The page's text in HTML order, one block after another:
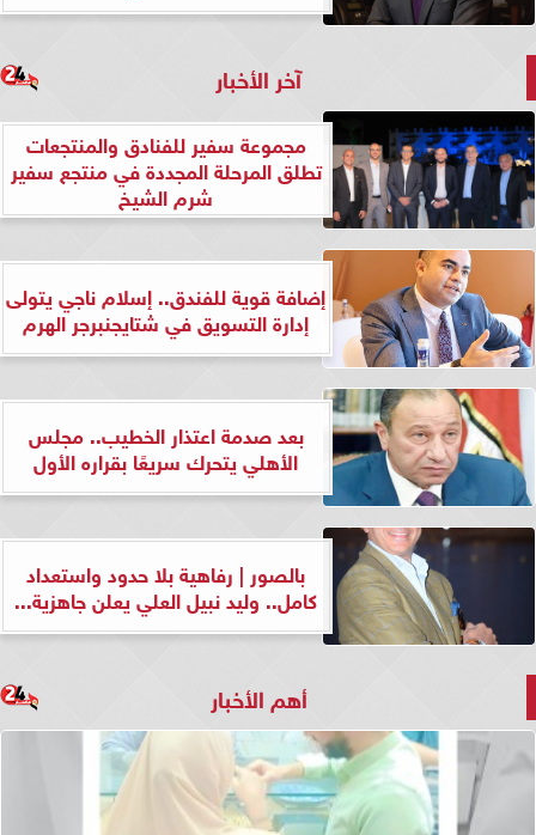
آخر الأخبار
مجموعة سفير للفنادق والمنتجعات
تطلق المرحلة المجددة في منتجع سفير
شرم الشيخ
إضافة قوية للفندق.. إسلام ناجي يتولى
إدارة التسويق في شتايجنبرجر الهرم
بعد صدمة اعتذار الخطيب.. مجلس
الأهلي يتحرك سريعًا بقراره الأول
بالصور | رفاهية بلا حدود واستعداد
كامل.. وليد نبيل العلي يعلن جاهزية...
أهم الأخبار